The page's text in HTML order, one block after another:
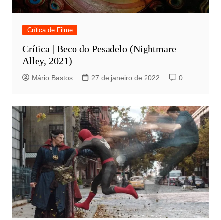
Crítica de Filme
Crítica | Beco do Pesadelo (Nightmare
Alley, 2021)
Mário Bastos 27 de janeiro de 2022 0